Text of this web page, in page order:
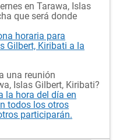
en Tarawa, Islas
que será donde
horaria para
Gilbert, Kiribati a la
una reunión
Islas Gilbert, Kiribati?
la hora del día en
todos los otros
participarán.